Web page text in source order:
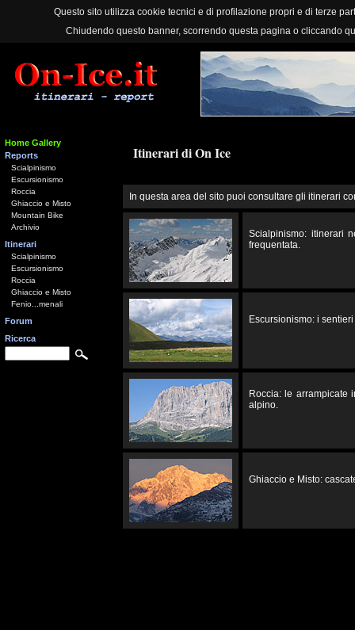
Questo sito utilizza cookie tecnici e di profilazione propri e di terze
Chiudendo questo banner, scorrendo questa pagina o cliccando
Home Gallery
Reports
Scialpinismo
Escursionismo
Roccia
Ghiaccio e Misto
Mountain Bike
Archivio
Itinerari
Scialpinismo
Escursionismo
Roccia
Ghiaccio e Misto
Fenio...menali
Forum
Ricerca
Itinerari di On Ice
In questa area del sito puoi consultare gli itinerari
Scialpinismo: itinerari
frequentata.
Escursionismo: i
Roccia: le arrampicate
alpino.
Ghiaccio e Misto: